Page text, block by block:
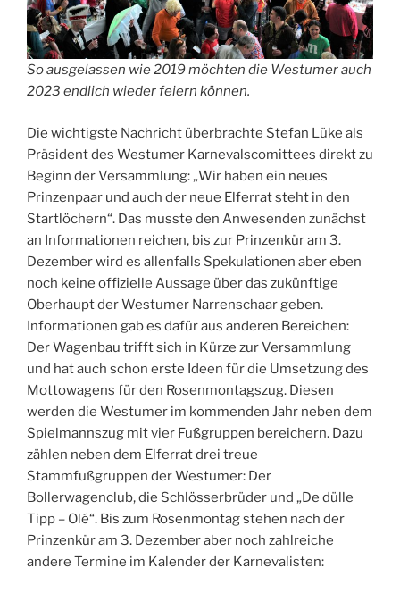
So ausgelassen wie 2019 möchten die Westumer auch
2023 endlich wieder feiern können.
Die wichtigste Nachricht überbrachte Stefan Lüke als
Präsident des Westumer Karnevalscomittees direkt zu
Beginn der Versammlung: „Wir haben ein neues
Prinzenpaar und auch der neue Elferrat steht in den
Startlöchern“. Das musste den Anwesenden zunächst
an Informationen reichen, bis zur Prinzenkür am 3.
Dezember wird es allenfalls Spekulationen aber eben
noch keine offizielle Aussage über das zukünftige
Oberhaupt der Westumer Narrenschaar geben.
Informationen gab es dafür aus anderen Bereichen:
Der Wagenbau trifft sich in Kürze zur Versammlung
und hat auch schon erste Ideen für die Umsetzung des
Mottowagens für den Rosenmontagszug. Diesen
werden die Westumer im kommenden Jahr neben dem
Spielmannszug mit vier Fußgruppen bereichern. Dazu
zählen neben dem Elferrat drei treue
Stammfußgruppen der Westumer: Der
Bollerwagenclub, die Schlösserbrüder und „De dülle
Tipp – Olé“. Bis zum Rosenmontag stehen nach der
Prinzenkür am 3. Dezember aber noch zahlreiche
andere Termine im Kalender der Karnevalisten: